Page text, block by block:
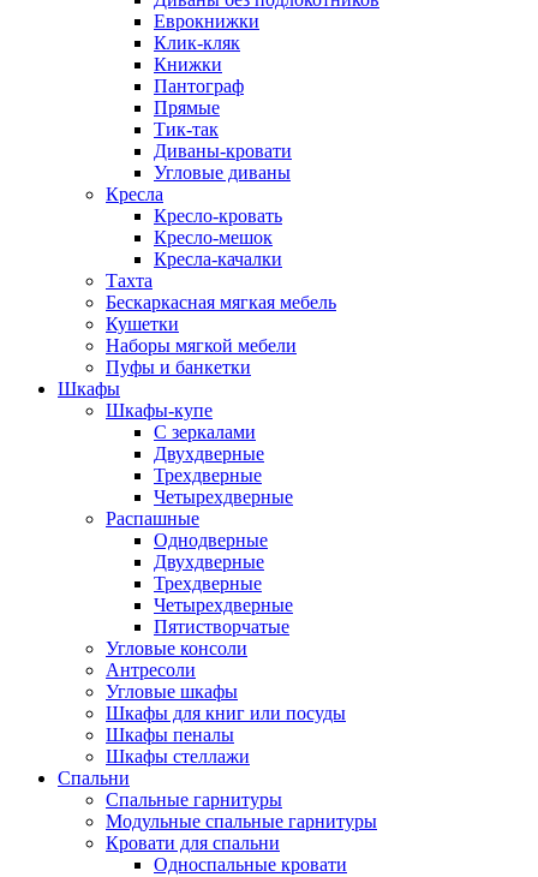
Еврокнижки
Клик-кляк
Книжки
Пантограф
Прямые
Тик-так
Диваны-кровати
Угловые диваны
Кресла
Кресло-кровать
Кресло-мешок
Кресла-качалки
Тахта
Бескаркасная мягкая мебель
Кушетки
Наборы мягкой мебели
Пуфы и банкетки
Шкафы
Шкафы-купе
С зеркалами
Двухдверные
Трехдверные
Четырехдверные
Распашные
Однодверные
Двухдверные
Трехдверные
Четырехдверные
Пятистворчатые
Угловые консоли
Антресоли
Угловые шкафы
Шкафы для книг или посуды
Шкафы пеналы
Шкафы стеллажи
Спальни
Спальные гарнитуры
Модульные спальные гарнитуры
Кровати для спальни
Односпальные кровати